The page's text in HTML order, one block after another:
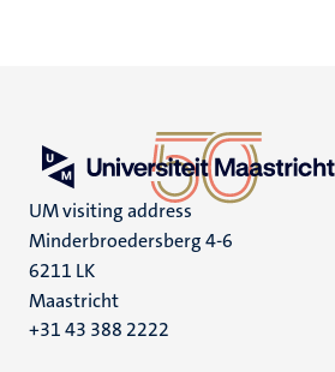
UM visiting address
Minderbroedersberg 4-6
6211 LK
Maastricht
+31 43 388 2222